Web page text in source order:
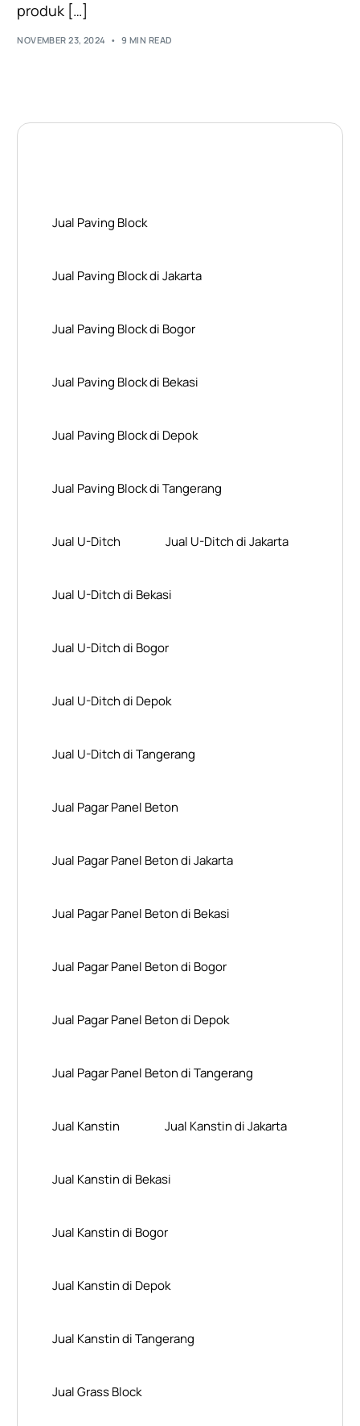
produk […]
NOVEMBER 23, 2024 9 MIN READ
Jual Paving Block
Jual Paving Block di Jakarta
Jual Paving Block di Bogor
Jual Paving Block di Bekasi
Jual Paving Block di Depok
Jual Paving Block di Tangerang
Jual U-Ditch Jual U-Ditch di Jakarta
Jual U-Ditch di Bekasi
Jual U-Ditch di Bogor
Jual U-Ditch di Depok
Jual U-Ditch di Tangerang
Jual Pagar Panel Beton
Jual Pagar Panel Beton di Jakarta
Jual Pagar Panel Beton di Bekasi
Jual Pagar Panel Beton di Bogor
Jual Pagar Panel Beton di Depok
Jual Pagar Panel Beton di Tangerang
Jual Kanstin Jual Kanstin di Jakarta
Jual Kanstin di Bekasi
Jual Kanstin di Bogor
Jual Kanstin di Depok
Jual Kanstin di Tangerang
Jual Grass Block